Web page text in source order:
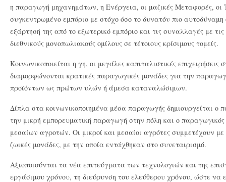
η παραγωγή μηχανημάτων, η Ενέργεια, οι μαζικές Μεταφορές, οι
συγκεντρωμένο εμπόριο με στόχο όσο το δυνατόν πιο αυτοδύναμη
εξάρτησή της από το εξωτερικό εμπόριο και τις συναλλαγές με τις
διεθνικούς μονοπωλιακούς ομίλους σε τέτοιους κρίσιμους τομείς.
Κοινωνικοποιείται η γη, οι μεγάλες καπιταλιστικές επιχειρήσεις
διαμορφώνονται κρατικές παραγωγικές μονάδες για την
προϊόντων ως πρώτων υλών ή άμεσα καταναλώσιμων.
Δίπλα στα κοινωνικοποιημένα μέσα παραγωγής δημιουργείται ο
την μικρή εμπορευματική παραγωγή στην πόλη και ο
μεσαίων αγροτών. Οι μικροί και μεσαίοι αγρότες συμμετέχουν
ζωικές μονάδες, με την οποία εντάχθηκαν στο συνεταιρισμό.
Αξιοποιούνται τα νέα επιτεύγματα των τεχνολογιών και της
εργάσιμου χρόνου, τη διεύρυνση του ελεύθερου χρόνου, ώστε να